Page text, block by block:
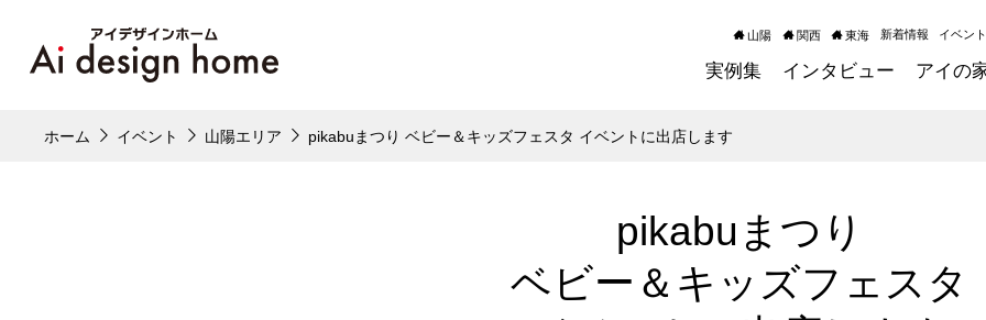
山陽 関西 東海 新着情報 イベン
実例集 インタビュー アイの
ホーム イベント 山陽エリア pikabuまつり ベビー＆キッズフェスタ イベントに出店します
pikabuまつり
ベビー＆キッズフェスタ